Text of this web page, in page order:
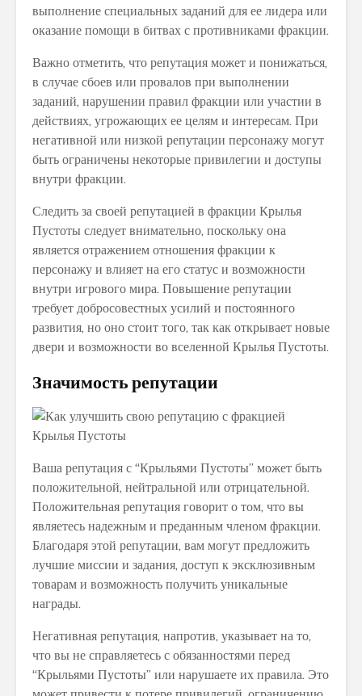
выполнение специальных заданий для ее лидера или
оказание помощи в битвах с противниками фракции.
Важно отметить, что репутация может и понижаться,
в случае сбоев или провалов при выполнении
заданий, нарушении правил фракции или участии в
действиях, угрожающих ее целям и интересам. При
негативной или низкой репутации персонажу могут
быть ограничены некоторые привилегии и доступы
внутри фракции.
Следить за своей репутацией в фракции Крылья
Пустоты следует внимательно, поскольку она
является отражением отношения фракции к
персонажу и влияет на его статус и возможности
внутри игрового мира. Повышение репутации
требует добросовестных усилий и постоянного
развития, но оно стоит того, так как открывает новые
двери и возможности во вселенной Крылья Пустоты.
Значимость репутации
Ваша репутация с “Крыльями Пустоты” может быть
положительной, нейтральной или отрицательной.
Положительная репутация говорит о том, что вы
являетесь надежным и преданным членом фракции.
Благодаря этой репутации, вам могут предложить
лучшие миссии и задания, доступ к эксклюзивным
товарам и возможность получить уникальные
награды.
Негативная репутация, напротив, указывает на то,
что вы не справляетесь с обязанностями перед
“Крыльями Пустоты” или нарушаете их правила. Это